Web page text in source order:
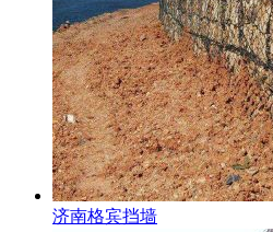
济南格宾挡墙